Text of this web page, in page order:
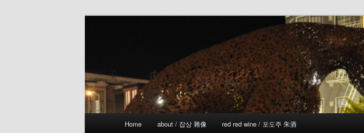
Home about / 잡상 雜像 red red wine / 포도주 朱酒